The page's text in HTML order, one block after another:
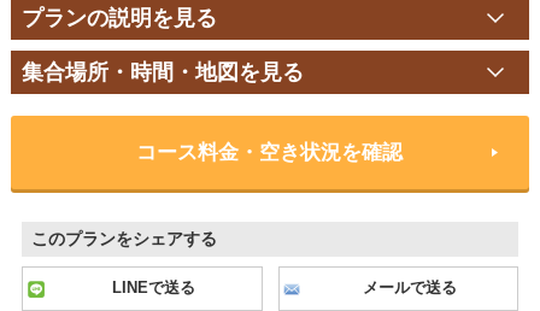
プランの説明を見る
集合場所・時間・地図を見る
コース料金・空き状況を確認
このプランをシェアする
LINEで送る メールで送る